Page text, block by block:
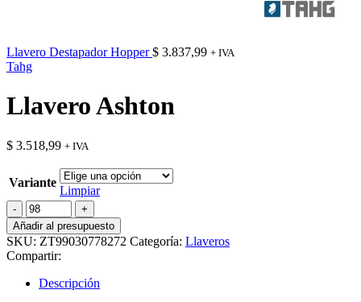
Llavero Destapador Hopper$ 3.837,99 + IVA
Tahg
Llavero Ashton
$ 3.518,99 + IVA
Variante
Limpiar
Llavero
Ashton
cantidad
Añadir al presupuesto
SKU: ZT99030778272 Categoría: Llaveros
Compartir:
Descripción